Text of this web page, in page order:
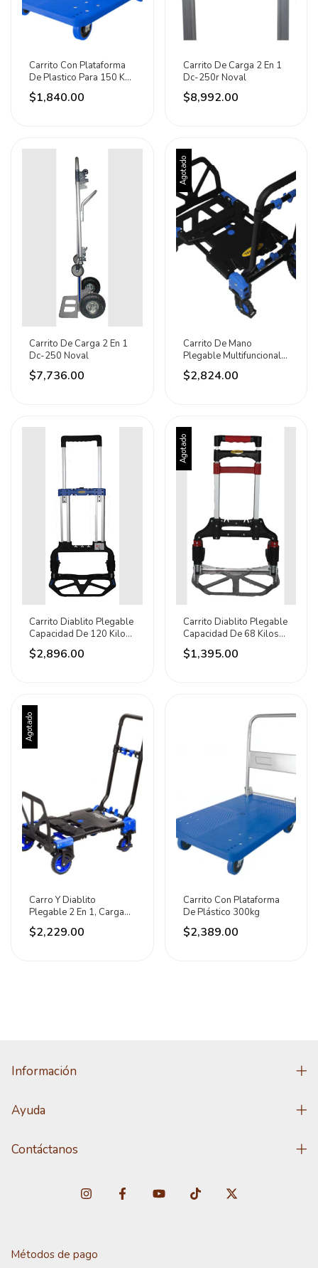
Carrito Con Plataforma
De Plastico Para 150 Kg
Dogotuls Azul
$1,840.00
Carrito De Carga 2 En 1
Dc-250r Noval
$8,992.00
Carrito De Carga 2 En 1
Dc-250 Noval
$7,736.00
Agotado
Carrito De Mano
Plegable Multifuncional
Para 136 Kg Noval
$2,824.00
Carrito Diablito Plegable
Capacidad De 120 Kilos
Noval
$2,896.00
Agotado
Carrito Diablito Plegable
Capacidad De 68 Kilos
Noval
$1,395.00
Agotado
Carro Y Diablito
Plegable 2 En 1, Carga
Hasta 120 Kg Synergy
Negro
$2,229.00
Carrito Con Plataforma
De Plástico 300kg
$2,389.00
Información
Ayuda
Contáctanos
Métodos de pago